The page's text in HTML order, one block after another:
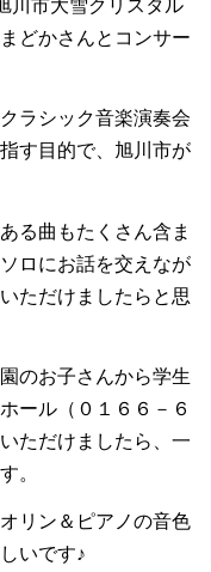
どかさんとコンサー
ラシック音楽演奏会
す目的で、旭川市が
る曲もたくさん含ま
ロにお話を交えなが
ただけましたらと思
のお子さんから学生
ール（０１６６－６
ただけましたら、一
。
リン＆ピアノの音色
いです♪